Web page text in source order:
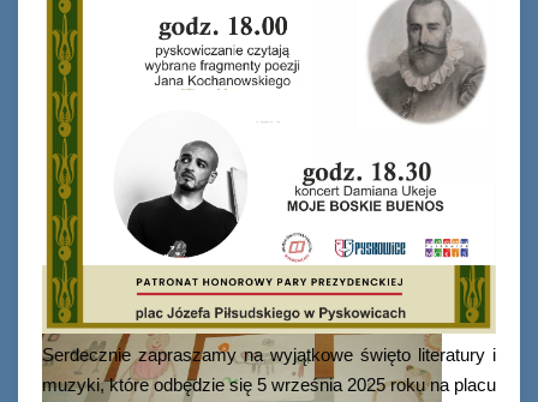
Serdecznie zapraszamy na wyjątkowe święto literatury i
muzyki, które odbędzie się 5 września 2025 roku na placu